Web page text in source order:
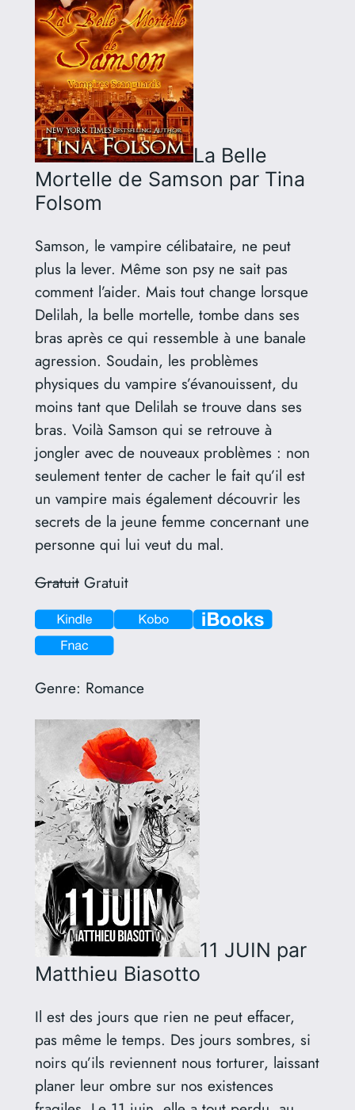
La Belle
Mortelle de Samson par Tina
Folsom
Samson, le vampire célibataire, ne peut
plus la lever. Même son psy ne sait pas
comment l’aider. Mais tout change lorsque
Delilah, la belle mortelle, tombe dans ses
bras après ce qui ressemble à une banale
agression. Soudain, les problèmes
physiques du vampire s’évanouissent, du
moins tant que Delilah se trouve dans ses
bras. Voilà Samson qui se retrouve à
jongler avec de nouveaux problèmes : non
seulement tenter de cacher le fait qu’il est
un vampire mais également découvrir les
secrets de la jeune femme concernant une
personne qui lui veut du mal.
GratuitGratuit
Genre: Romance
11 JUIN par
Matthieu Biasotto
Il est des jours que rien ne peut effacer,
pas même le temps. Des jours sombres, si
noirs qu’ils reviennent nous torturer, laissant
planer leur ombre sur nos existences